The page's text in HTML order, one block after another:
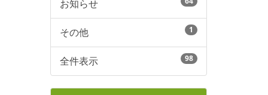
お知らせ
その他 1
全件表示 98